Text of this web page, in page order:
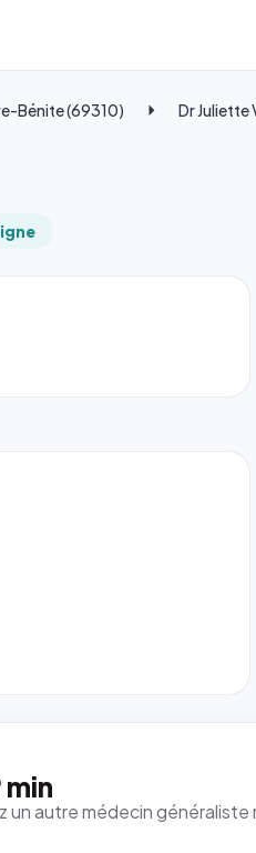
Bénite (69310) Dr Juliette
autre médecin généraliste